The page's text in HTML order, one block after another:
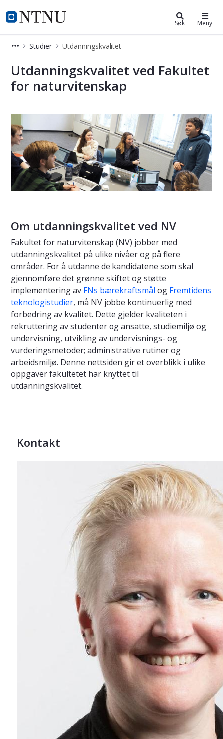
NTNU Hjemmeside
Fakultet for naturvitenskapSøk Meny
Studier Utdanningskvalitet
Utdanningskvalitet ved Fakultet
Utdanningskvalitet ved Fakultet
for naturvitenskap
Om utdanningskvalitet ved NV
Fakultet for naturvitenskap (NV) jobber med
utdanningskvalitet på ulike nivåer og på flere
områder. For å utdanne de kandidatene som skal
gjennomføre det grønne skiftet og støtte
implementering av FNs bærekraftsmål og Fremtidens
teknologistudier, må NV jobbe kontinuerlig med
forbedring av kvalitet. Dette gjelder kvaliteten i
rekruttering av studenter og ansatte, studiemiljø og
undervisning, utvikling av undervisnings- og
vurderingsmetoder; administrative rutiner og
arbeidsmiljø. Denne nettsiden gir et overblikk i ulike
oppgaver fakultetet har knyttet til
utdanningskvalitet.
Kontakt